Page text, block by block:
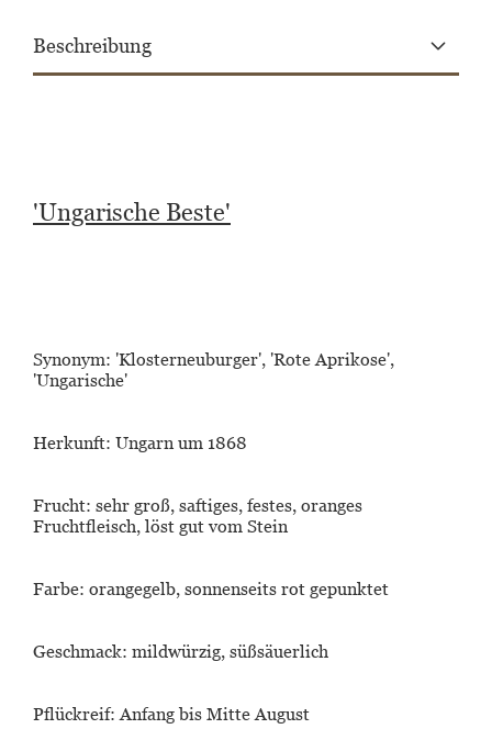
Beschreibung
'Ungarische Beste'
Synonym: 'Klosterneuburger', 'Rote Aprikose',
'Ungarische'
Herkunft: Ungarn um 1868
Frucht: sehr groß, saftiges, festes, oranges
Fruchtfleisch, löst gut vom Stein
Farbe: orangegelb, sonnenseits rot gepunktet
Geschmack: mildwürzig, süßsäuerlich
Pflückreif: Anfang bis Mitte August